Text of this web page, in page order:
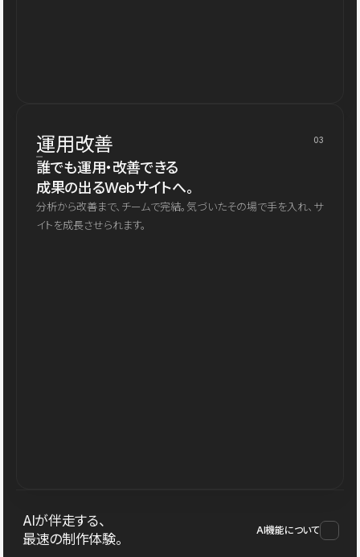
運用改善 03
誰でも運用・改善できる
成果の出るWebサイトへ。
分析から改善まで、チームで完結。気づいたその場で手を入れ、サ
イトを成長させられます。
AIが伴走する、
最速の制作体験。
AI機能について